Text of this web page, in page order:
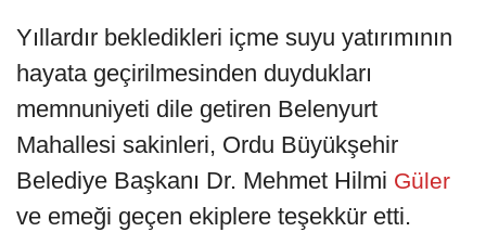
Yıllardır bekledikleri içme suyu yatırımının
hayata geçirilmesinden duydukları
memnuniyeti dile getiren Belenyurt
Mahallesi sakinleri, Ordu Büyükşehir
Belediye Başkanı Dr. Mehmet Hilmi Güler
ve emeği geçen ekiplere teşekkür etti.